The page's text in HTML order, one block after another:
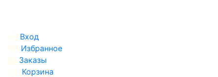
Вход
Избранное
Заказы
Корзина